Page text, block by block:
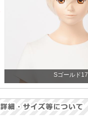
Sゴールド17